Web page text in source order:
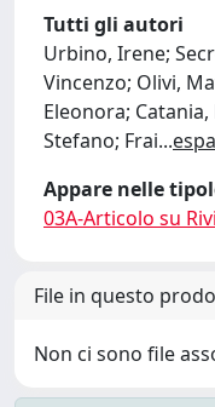
Tutti gli autori
Urbino, Irene;
Vincenzo; Olivi,
Eleonora;
Stefano; Frai...
Appare nelle
03A-Articolo su
File in questo
Non ci sono file